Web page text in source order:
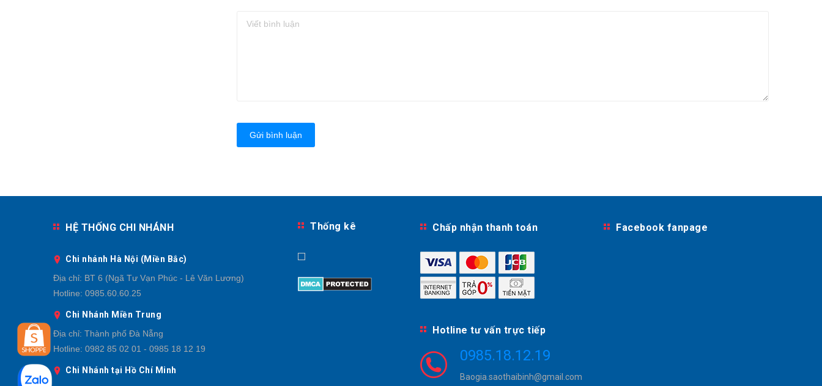
Gửi bình luận
HỆ THỐNG CHI NHÁNH
Chi nhánh Hà Nội (Miền Bắc)
Địa chỉ: BT 6 (Ngã Tư Vạn Phúc - Lê Văn Lương)
Hotline: 0985.60.60.25
Chi Nhánh Miền Trung
Địa chỉ: Thành phố Đà Nẵng
Hotline: 0982 85 02 01 - 0985 18 12 19
Chi Nhánh tại Hồ Chí Minh
Thống kê Chấp nhận thanh toán
Hotline tư vấn trực tiếp
0985.18.12.19
Baogia.saothaibinh@gmail.com
Facebook fanpage